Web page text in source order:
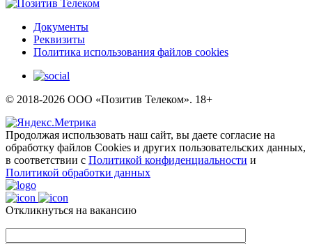
Документы
Реквизиты
Политика использования файлов cookies
© 2018-2026 ООО «Позитив Телеком». 18+
Продолжая использовать наш сайт, вы даете согласие на
обработку файлов Cookies и других пользовательских данных,
в соответствии с Политикой конфиденциальности и
Политикой обработки данных
Откликнуться на вакансию